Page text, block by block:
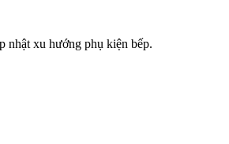
nhật xu hướng phụ kiện bếp.